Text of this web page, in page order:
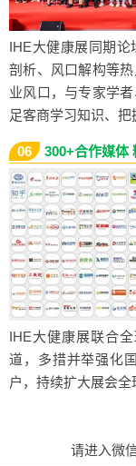
IHE大健康展同期
剖析、风口解构等
业风口，与专家学
足客商学习知识、把
06 300+合作媒体
IHE大健康展联合
道，多措并举强化
户，持续扩大展会全
请进入微